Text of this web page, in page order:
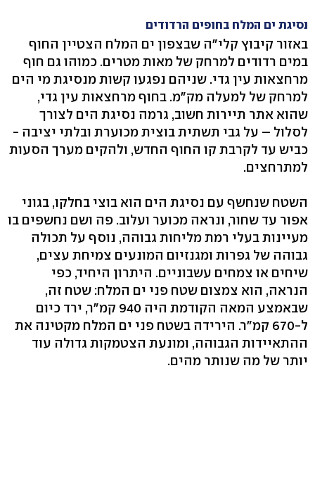
נסיגת ים המלח בחופים הרדודים
באזור קיבוץ קלי"ה שבצפון ים המלח הצטיין החוף
במים רדודים למרחק של מאות מטרים. כמוהו גם חוף
מרחצאות עין גדי. שניהם נפגעו קשות מנסיגת מי הים
למרחק של למעלה מק"מ. בחוף מרחצאות עין גדי,
שהוא אתר תיירות חשוב, גרמה נסיגת הים לצורך
לסלול – על גבי תשתית בוצית מכוערת ובלתי יציבה -
כביש עד לקרבת קו החוף החדש, ולהקים מערך הסעות
למתרחצים.
השטח שנחשף עם נסיגת הים הוא בוצי בחלקו, בגוני
אפור עד שחור, ונראה מכוער ועלוב. פה ושם נחשפים בו
מעיינות בעלי רמת מליחות גבוהה, נוסף על תכולה
גבוהה של גפרות ומגנזיום המונעים צמיחת עצים,
שיחים או צמחים עשבוניים. היתרון היחיד, כפי
הנראה, הוא צמצום שטח פני ים המלח: שטח זה,
שבאמצע המאה הקודמת היה 940 קמ"ר, ירד כיום
ל-670 קמ"ר. הירידה בשטח פני ים המלח מקטינה את
ההתאיידות הגבוהה, ומונעת הצטמקות גדולה עוד
יותר של מה שנותר מהים.